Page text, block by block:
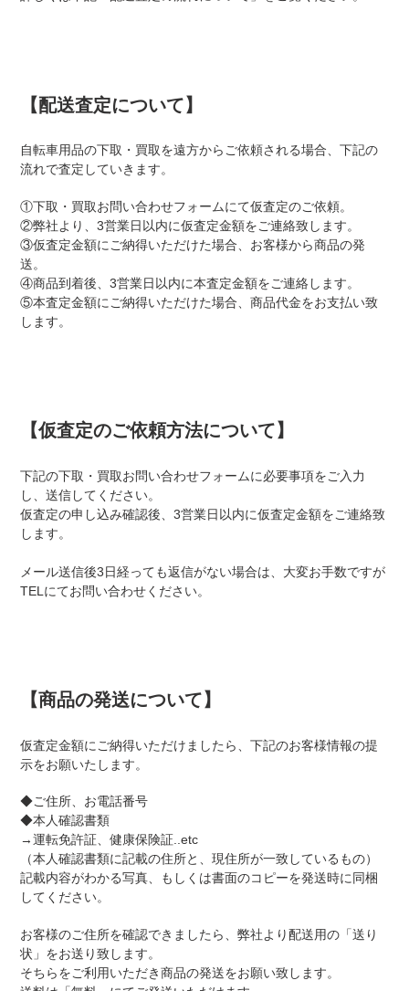
【配送査定について】
自転車用品の下取・買取を遠方からご依頼される場合、下記の
流れで査定していきます。
①下取・買取お問い合わせフォームにて仮査定のご依頼。
②弊社より、3営業日以内に仮査定金額をご連絡致します。
③仮査定金額にご納得いただけた場合、お客様から商品の発
送。
④商品到着後、3営業日以内に本査定金額をご連絡します。
⑤本査定金額にご納得いただけた場合、商品代金をお支払い致
します。
【仮査定のご依頼方法について】
下記の下取・買取お問い合わせフォームに必要事項をご入力
し、送信してください。
仮査定の申し込み確認後、3営業日以内に仮査定金額をご連絡致
します。
メール送信後3日経っても返信がない場合は、大変お手数ですが
TELにてお問い合わせください。
【商品の発送について】
仮査定金額にご納得いただけましたら、下記のお客様情報の提
示をお願いたします。
◆ご住所、お電話番号
◆本人確認書類
→運転免許証、健康保険証..etc
（本人確認書類に記載の住所と、現住所が一致しているもの）
記載内容がわかる写真、もしくは書面のコピーを発送時に同梱
してください。
お客様のご住所を確認できましたら、弊社より配送用の「送り
状」をお送り致します。
そちらをご利用いただき商品の発送をお願い致します。